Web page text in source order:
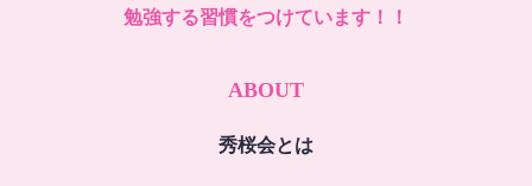
勉強する習慣をつけています！！
ABOUT
秀桜会とは